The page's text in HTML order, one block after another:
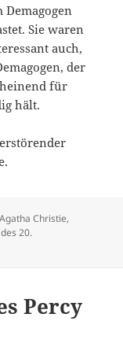
Sie waren
auch,
der
für
hält.
Schlagwörter
Agatha Christie,
20.
Percy